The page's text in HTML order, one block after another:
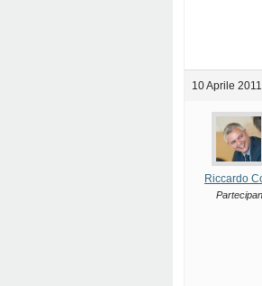
10 Aprile
Riccardo